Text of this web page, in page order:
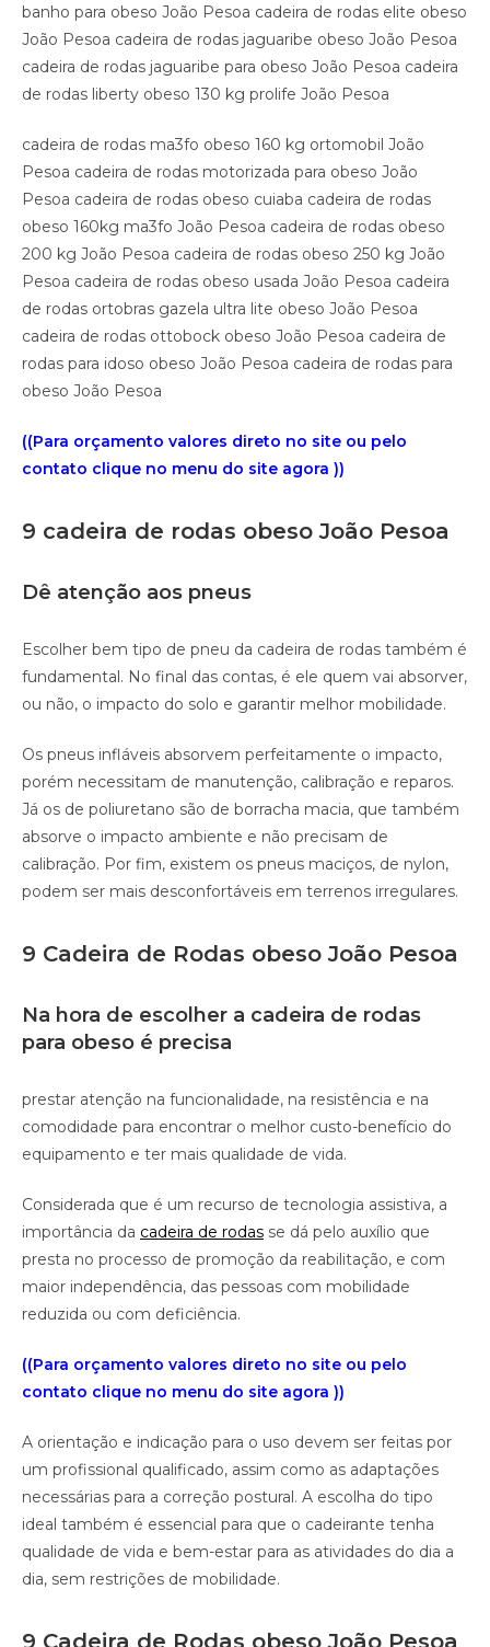
banho para obeso João Pesoa cadeira de rodas elite obeso
João Pesoa cadeira de rodas jaguaribe obeso João Pesoa
cadeira de rodas jaguaribe para obeso João Pesoa cadeira
de rodas liberty obeso 130 kg prolife João Pesoa
cadeira de rodas ma3fo obeso 160 kg ortomobil João
Pesoa cadeira de rodas motorizada para obeso João
Pesoa cadeira de rodas obeso cuiaba cadeira de rodas
obeso 160kg ma3fo João Pesoa cadeira de rodas obeso
200 kg João Pesoa cadeira de rodas obeso 250 kg João
Pesoa cadeira de rodas obeso usada João Pesoa cadeira
de rodas ortobras gazela ultra lite obeso João Pesoa
cadeira de rodas ottobock obeso João Pesoa cadeira de
rodas para idoso obeso João Pesoa cadeira de rodas para
obeso João Pesoa
((Para orçamento valores direto no site ou pelo
contato clique no menu do site agora ))
9 cadeira de rodas obeso João Pesoa
Dê atenção aos pneus
Escolher bem tipo de pneu da cadeira de rodas também é
fundamental. No final das contas, é ele quem vai absorver,
ou não, o impacto do solo e garantir melhor mobilidade.
Os pneus infláveis absorvem perfeitamente o impacto,
porém necessitam de manutenção, calibração e reparos.
Já os de poliuretano são de borracha macia, que também
absorve o impacto ambiente e não precisam de
calibração. Por fim, existem os pneus maciços, de nylon,
podem ser mais desconfortáveis em terrenos irregulares.
9 Cadeira de Rodas obeso João Pesoa
Na hora de escolher a cadeira de rodas
para obeso é precisa
prestar atenção na funcionalidade, na resistência e na
comodidade para encontrar o melhor custo-benefício do
equipamento e ter mais qualidade de vida.
Considerada que é um recurso de tecnologia assistiva, a
importância da cadeira de rodas se dá pelo auxílio que
presta no processo de promoção da reabilitação, e com
maior independência, das pessoas com mobilidade
reduzida ou com deficiência.
((Para orçamento valores direto no site ou pelo
contato clique no menu do site agora ))
A orientação e indicação para o uso devem ser feitas por
um profissional qualificado, assim como as adaptações
necessárias para a correção postural. A escolha do tipo
ideal também é essencial para que o cadeirante tenha
qualidade de vida e bem-estar para as atividades do dia a
dia, sem restrições de mobilidade.
9 Cadeira de Rodas obeso João Pesoa